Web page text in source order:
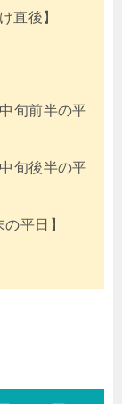
直後】
旬前半の平
旬後半の平
平日】